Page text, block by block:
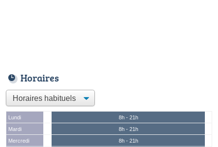
Horaires
Lundi
8h - 21h
Mardi
8h - 21h
Mercredi
8h - 21h